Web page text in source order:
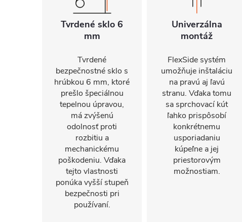
Tvrdené sklo 6
mm
Tvrdené
bezpečnostné sklo s
hrúbkou 6 mm, ktoré
prešlo špeciálnou
tepelnou úpravou,
má zvýšenú
odolnosť proti
rozbitiu a
mechanickému
poškodeniu. Vďaka
tejto vlastnosti
ponúka vyšší stupeň
bezpečnosti pri
používaní.
Univerzálna
montáž
FlexSide systém
umožňuje inštaláciu
na pravú aj ľavú
stranu. Vďaka tomu
sa sprchovací kút
ľahko prispôsobí
konkrétnemu
usporiadaniu
kúpeľne a jej
priestorovým
možnostiam.